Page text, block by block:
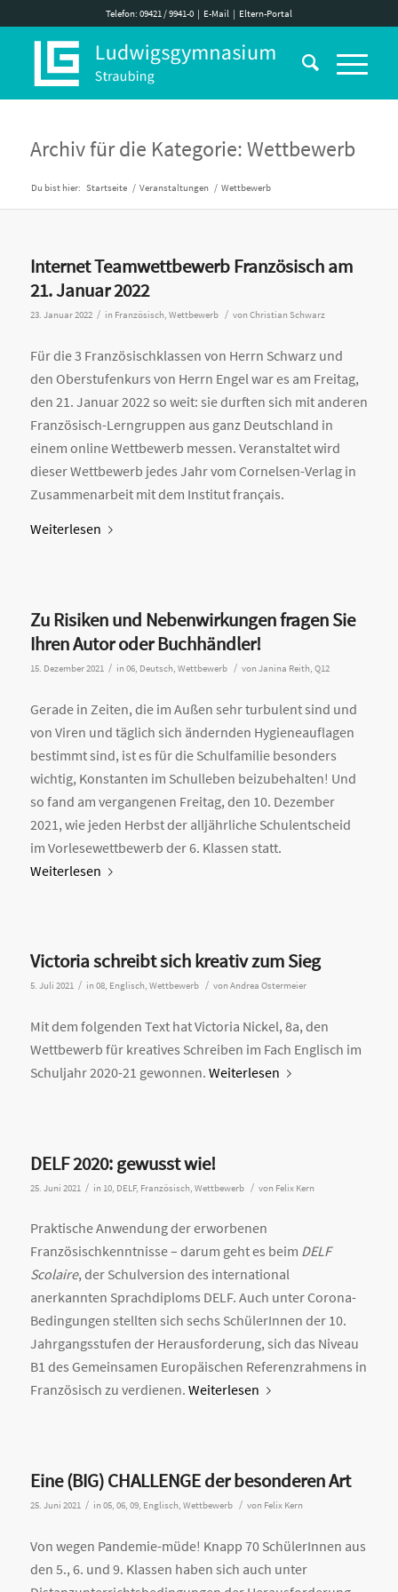
Telefon: 09421 / 9941-0| E-Mail| Eltern-Portal
Archiv für die Kategorie: Wettbewerb
Du bist hier: Startseite / Veranstaltungen / Wettbewerb
Internet Teamwettbewerb Französisch am
21. Januar 2022
23. Januar 2022 / in Französisch, Wettbewerb / von Christian Schwarz
Für die 3 Französischklassen von Herrn Schwarz und
den Oberstufenkurs von Herrn Engel war es am Freitag,
den 21. Januar 2022 so weit: sie durften sich mit anderen
Französisch-Lerngruppen aus ganz Deutschland in
einem online Wettbewerb messen. Veranstaltet wird
dieser Wettbewerb jedes Jahr vom Cornelsen-Verlag in
Zusammenarbeit mit dem Institut français.
Weiterlesen
Zu Risiken und Nebenwirkungen fragen Sie
Ihren Autor oder Buchhändler!
15. Dezember 2021 / in 06, Deutsch, Wettbewerb / von Janina Reith, Q12
Gerade in Zeiten, die im Außen sehr turbulent sind und
von Viren und täglich sich ändernden Hygieneauflagen
bestimmt sind, ist es für die Schulfamilie besonders
wichtig, Konstanten im Schulleben beizubehalten! Und
so fand am vergangenen Freitag, den 10. Dezember
2021, wie jeden Herbst der alljährliche Schulentscheid
im Vorlesewettbewerb der 6. Klassen statt.
Weiterlesen
Victoria schreibt sich kreativ zum Sieg
5. Juli 2021 / in 08, Englisch, Wettbewerb / von Andrea Ostermeier
Mit dem folgenden Text hat Victoria Nickel, 8a, den
Wettbewerb für kreatives Schreiben im Fach Englisch im
Schuljahr 2020-21 gewonnen. Weiterlesen
DELF 2020: gewusst wie!
25. Juni 2021 / in 10, DELF, Französisch, Wettbewerb / von Felix Kern
Praktische Anwendung der erworbenen
Französischkenntnisse – darum geht es beim DELF
Scolaire, der Schulversion des international
anerkannten Sprachdiploms DELF. Auch unter Corona-
Bedingungen stellten sich sechs SchülerInnen der 10.
Jahrgangsstufen der Herausforderung, sich das Niveau
B1 des Gemeinsamen Europäischen Referenzrahmens in
Französisch zu verdienen. Weiterlesen
Eine (BIG) CHALLENGE der besonderen Art
25. Juni 2021 / in 05, 06, 09, Englisch, Wettbewerb / von Felix Kern
Von wegen Pandemie-müde! Knapp 70 SchülerInnen aus
den 5., 6. und 9. Klassen haben sich auch unter